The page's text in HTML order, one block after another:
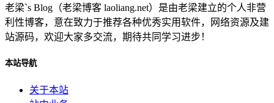
老梁`s Blog（老梁博客 laoliang.net）是由老梁建立的个人非营
利性博客，意在致力于推荐各种优秀实用软件，网络资源及建
站源码，欢迎大家多交流，期待共同学习进步！
本站导航
关于本站